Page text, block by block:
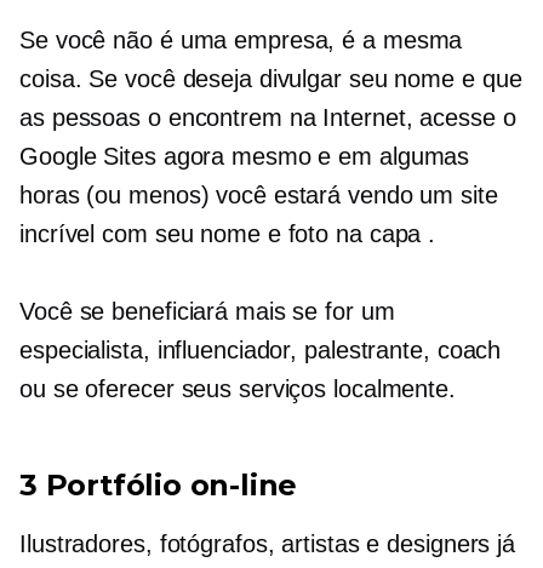
Se você não é uma empresa, é a mesma
coisa. Se você deseja divulgar seu nome e que
as pessoas o encontrem na Internet, acesse o
Google Sites agora mesmo e em algumas
horas (ou menos) você estará vendo um site
incrível com seu nome e foto na capa .
Você se beneficiará mais se for um
especialista, influenciador, palestrante, coach
ou se oferecer seus serviços localmente.
3 Portfólio on-line
Ilustradores, fotógrafos, artistas e designers já